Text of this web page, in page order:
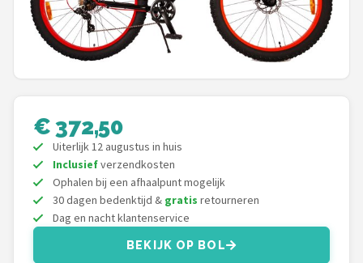
Shop
POPULAIRE MERKEN
Volare
ABUS
AXA
€ 372,50
Uiterlijk 12 augustus in huis
Inclusiefverzendkosten
Ophalen bij een afhaalpunt mogelijk
30 dagen bedenktijd & gratis retourneren
Dag en nacht klantenservice
BEKIJK OP BOL